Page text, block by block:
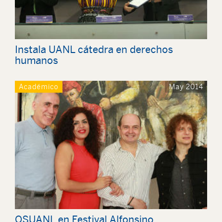
Instala UANL cátedra en derechos
humanos
Académico May 2014
OSUANL en Festival Alfonsino